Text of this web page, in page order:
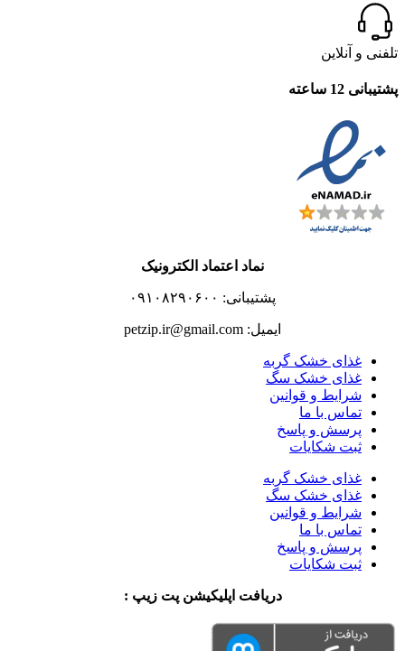
تلفنی و آنلاین
پشتیبانی 12 ساعته
نماد اعتماد الکترونیک
پشتیبانی: ۰۹۱۰۸۲۹۰۶۰۰
ایمیل: petzip.ir@gmail.com
غذای خشک گربه
غذای خشک سگ
شرایط و قوانین
تماس با ما
پرسش و پاسخ
ثبت شکایات
غذای خشک گربه
غذای خشک سگ
شرایط و قوانین
تماس با ما
پرسش و پاسخ
ثبت شکایات
دریافت اپلیکیشن پت زیپ :